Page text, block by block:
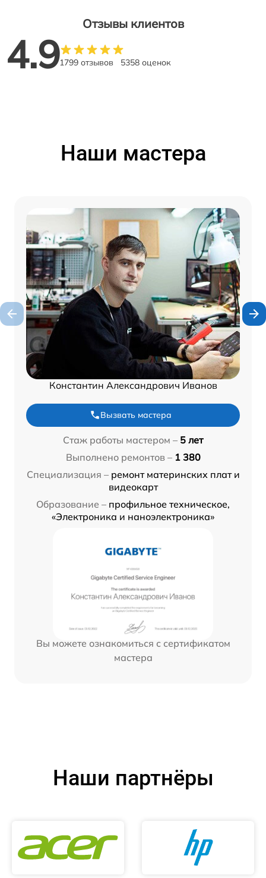
Отзывы клиентов
4.91799 отзывов 5358 оценок
Наши мастера
Константин Александрович Иванов
Вызвать мастера
Стаж работы мастером – 5 лет
Выполнено ремонтов – 1 380
Специализация – ремонт материнских плат и
видеокарт
Образование – профильное техническое,
«Электроника и наноэлектроника»
Вы можете ознакомиться с сертификатом
мастера
Наши партнёры